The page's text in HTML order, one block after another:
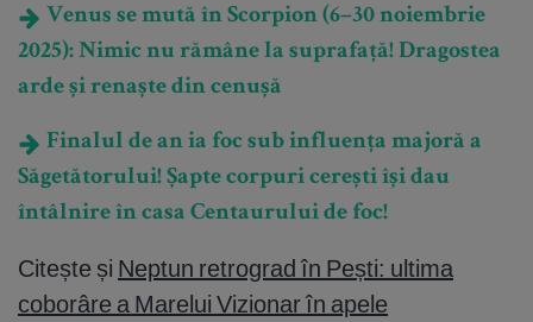
Venus se mută în Scorpion (6–30 noiembrie
2025): Nimic nu rămâne la suprafață! Dragostea
arde și renaște din cenușă
Finalul de an ia foc sub influența majoră a
Săgetătorului! Șapte corpuri cerești își dau
întâlnire în casa Centaurului de foc!
Citește și Neptun retrograd în Pești: ultima
coborâre a Marelui Vizionar în apele